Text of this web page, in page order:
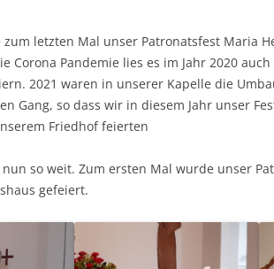
zum letzten Mal unser Patronatsfest Maria
Corona Pandemie lies es im Jahr 2020
2021 waren in unserer Kapelle die
Gang, so dass wir in diesem Jahr unser
Friedhof feierten
so weit. Zum ersten Mal wurde unser
gefeiert.